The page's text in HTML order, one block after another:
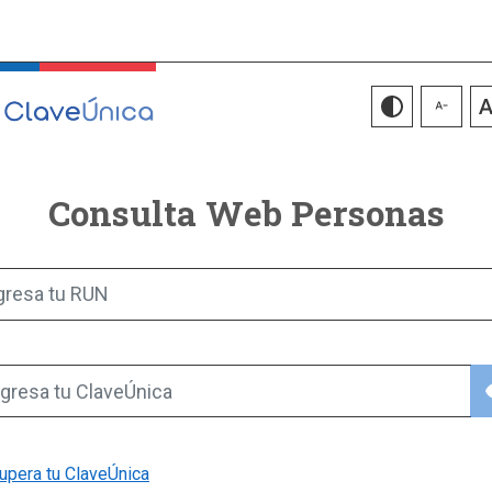
Consulta Web Personas
tu RUN
tu ClaveÚnica
tu ClaveÚnica